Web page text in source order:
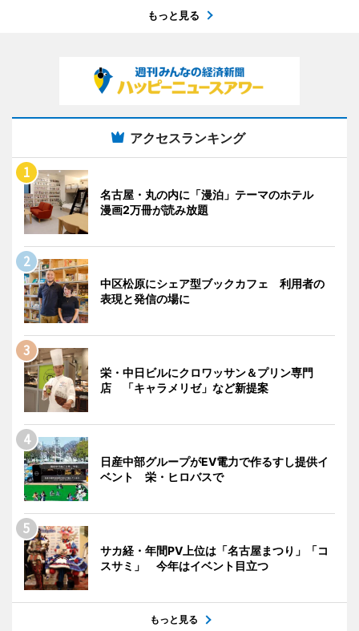
もっと見る
アクセスランキング
名古屋・丸の内に「漫泊」テーマのホテル
漫画2万冊が読み放題
中区松原にシェア型ブックカフェ 利用者の
表現と発信の場に
栄・中日ビルにクロワッサン＆プリン専門
店 「キャラメリゼ」など新提案
日産中部グループがEV電力で作るすし提供イ
ベント 栄・ヒロバスで
サカ経・年間PV上位は「名古屋まつり」「コ
スサミ」 今年はイベント目立つ
もっと見る